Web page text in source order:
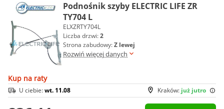
Podnośnik szyby ELECTRIC LIFE ZR
TY704 L
ELXZRTY704L
Liczba drzwi:2
Strona zabudowy:Z lewej
Rozwiń więcej danych
Kup na raty
Kraków: już jutro
U ciebie:wt. 11.08